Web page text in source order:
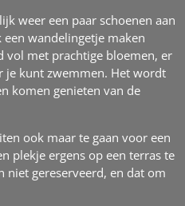
weer een paar schoenen aan
wandelingetje maken
vol met prachtige bloemen, er
je kunt zwemmen. Het wordt
komen genieten van de
ook maar te gaan voor een
plekje ergens op een terras te
niet gereserveerd, en dat om